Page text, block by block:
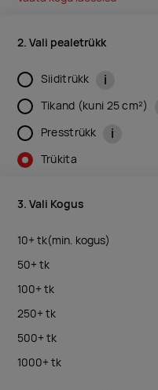
2. Vali pealetrükk
Siiditrükk i
Tikand (kuni 25 cm²)
Presstrükk i
Trükita
3. Vali Kogus
10+tk(min. kogus)
50+tk
100+tk
250+tk
500+tk
1000+tk